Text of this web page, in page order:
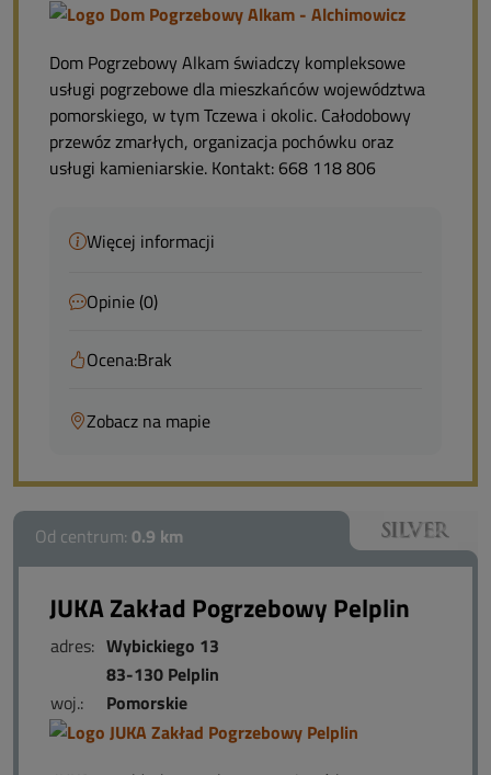
Dom Pogrzebowy Alkam świadczy kompleksowe
usługi pogrzebowe dla mieszkańców województwa
pomorskiego, w tym Tczewa i okolic. Całodobowy
przewóz zmarłych, organizacja pochówku oraz
usługi kamieniarskie. Kontakt: 668 118 806
Więcej informacji
Opinie (0)
Ocena:Brak
Zobacz na mapie
Od centrum: 0.9 km
JUKA Zakład Pogrzebowy Pelplin
adres: Wybickiego 13
83-130 Pelplin
woj.:
Pomorskie